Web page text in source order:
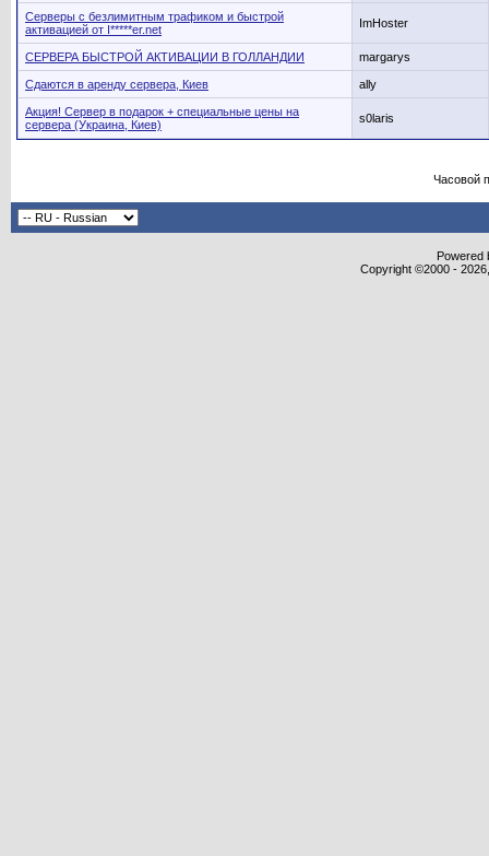
Серверы с безлимитным трафиком и быстрой
активацией от I*****er.net
ImHoster
СЕРВЕРА БЫСТРОЙ АКТИВАЦИИ В ГОЛЛАНДИИ margarys
Сдаются в аренду сервера, Киев ally
Акция! Сервер в подарок + специальные цены на
сервера (Украина, Киев)
s0laris
Часовой
Powered
Copyright ©2000 -